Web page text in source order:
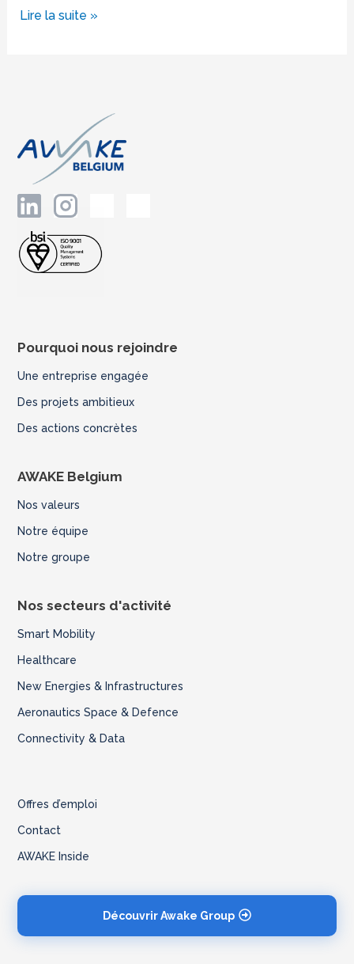
Lire la suite »
e
s
Pourquoi nous rejoindre
Une entreprise engagée
Des projets ambitieux
Des actions concrètes
AWAKE Belgium
Nos valeurs
Notre équipe
Notre groupe
Nos secteurs d'activité
Smart Mobility
Healthcare
New Energies & Infrastructures
Aeronautics Space & Defence
Connectivity & Data
Offres d’emploi
Contact
AWAKE Inside
Découvrir Awake Group